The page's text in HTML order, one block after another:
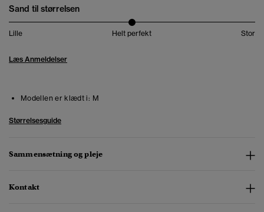
Sand til størrelsen
Lille Helt perfekt Stor
Læs Anmeldelser
Modellen er klædt i: M
Størrelsesguide
Sammensætning og pleje
Kontakt